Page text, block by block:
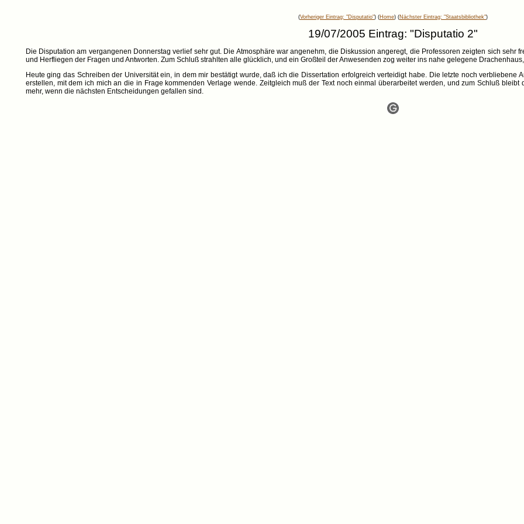
(Vorheriger Eintrag: "Disputatio") (Home) (Nächster Eintrag: "Staatsbibliothek")
19/07/2005 Eintrag: "Disputatio 2"
Die Disputation am vergangenen Donnerstag verlief sehr gut. Die Atmosphäre war angenehm, die Diskussion angeregt, die Professoren zeigten sich
und Herfliegen der Fragen und Antworten. Zum Schluß strahlten alle glücklich, und ein Großteil der Anwesenden zog weiter ins nahe gelegene
Heute ging das Schreiben der Universität ein, in dem mir bestätigt wurde, daß ich die Dissertation erfolgreich verteidigt habe. Die letzte noch verbliebene
erstellen, mit dem ich mich an die in Frage kommenden Verlage wende. Zeitgleich muß der Text noch einmal überarbeitet werden, und zum Schluß
mehr, wenn die nächsten Entscheidungen gefallen sind.